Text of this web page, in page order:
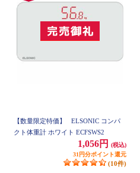
【数量限定特価】
ELSONIC コンパ
クト体重計 ホワイト ECFSWS2
1,056円
(税込)
31円分ポイント還元
(10件)